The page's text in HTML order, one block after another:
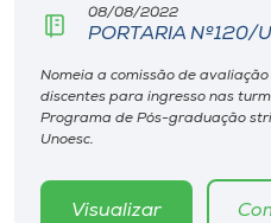
Editora
Rádio
Museu
08/08/2022
PORTARIA Nº120/
Nomeia a comissão de
discentes para ingresso nas
Programa de Pós-graduação
Unoesc.
Visualizar